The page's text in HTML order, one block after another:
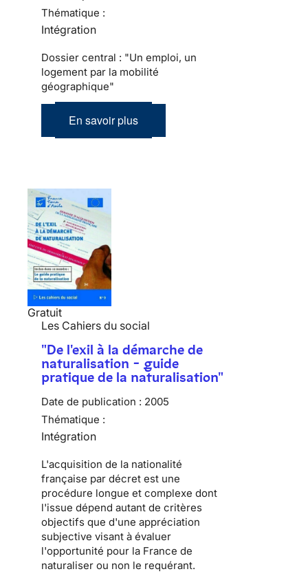
Thématique :
Intégration
Dossier central : "Un emploi, un
logement par la mobilité
géographique"
En savoir plus
Gratuit
Les Cahiers du social
"De l'exil à la démarche de
naturalisation - guide
pratique de la naturalisation"
Date de publication : 2005
Thématique :
Intégration
L'acquisition de la nationalité
française par décret est une
procédure longue et complexe dont
l'issue dépend autant de critères
objectifs que d'une appréciation
subjective visant à évaluer
l'opportunité pour la France de
naturaliser ou non le requérant.